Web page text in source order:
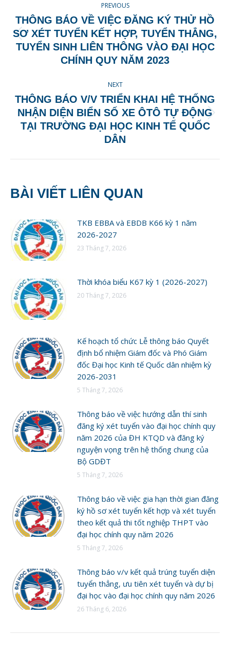
NAVIGATION
PREVIOUS
Previous
post:
THÔNG BÁO VỀ VIỆC ĐĂNG KÝ THỬ HỒ
SƠ XÉT TUYỂN KẾT HỢP, TUYỂN THẲNG,
TUYỂN SINH LIÊN THÔNG VÀO ĐẠI HỌC
CHÍNH QUY NĂM 2023
NEXT
Next
post:
THÔNG BÁO V/V TRIỂN KHAI HỆ THỐNG
NHẬN DIỆN BIỂN SỐ XE ÔTÔ TỰ ĐỘNG
TẠI TRƯỜNG ĐẠI HỌC KINH TẾ QUỐC
DÂN
BÀI VIẾT LIÊN QUAN
TKB EBBA và EBDB K66 kỳ 1 năm
2026-2027
23 Tháng 7, 2026
Thời khóa biểu K67 kỳ 1 (2026-2027)
20 Tháng 7, 2026
Kế hoạch tổ chức Lễ thông báo Quyết
định bổ nhiệm Giám đốc và Phó Giám
đốc Đại học Kinh tế Quốc dân nhiệm kỳ
2026-2031
5 Tháng 7, 2026
Thông báo về việc hướng dẫn thí sinh
đăng ký xét tuyển vào đại học chính quy
năm 2026 của ĐH KTQD và đăng ký
nguyện vọng trên hệ thống chung của
Bộ GDĐT
5 Tháng 7, 2026
Thông báo về việc gia hạn thời gian đăng
ký hồ sơ xét tuyển kết hợp và xét tuyển
theo kết quả thi tốt nghiệp THPT vào
đại học chính quy năm 2026
5 Tháng 7, 2026
Thông báo v/v kết quả trúng tuyển diện
tuyển thẳng, ưu tiên xét tuyển và dự bị
đại học vào đại học chính quy năm 2026
26 Tháng 6, 2026